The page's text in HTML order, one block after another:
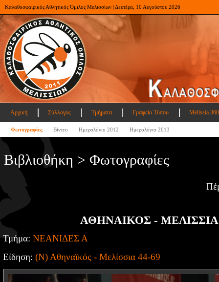
Καλαθοσφαιρικός Αθλητικός Όμιλος Μελισσίων | Δευτέρα, 10 Αυγούστου 2026
Αρχική Σύλλογος Τμήματα Γραφείο Τύπου Melissia
Φωτογραφίες Βίντεο Ημερολόγιο 2012 Ημερολόγιο 2013
Βιβλιοθήκη > Φωτογραφίες
ΑΘΗΝΑΙΚΟΣ - ΜΕΛΙΣΣΙΑ
Τμήμα: ΝΕΑΝΙΔΕΣ Α
Είδηση: (Ν) Αθηναϊκός - Μελίσσια 44-69